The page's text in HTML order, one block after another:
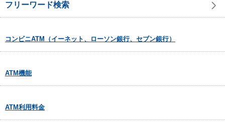
フリーワード検索
コンビニATM（イーネット、ローソン銀行、セブン銀行）
ATM機能
ATM利用料金